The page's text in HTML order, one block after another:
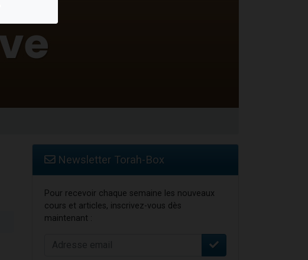
Newsletter Torah-Box
Pour recevoir chaque semaine les nouveaux
cours et articles, inscrivez-vous dès
maintenant :